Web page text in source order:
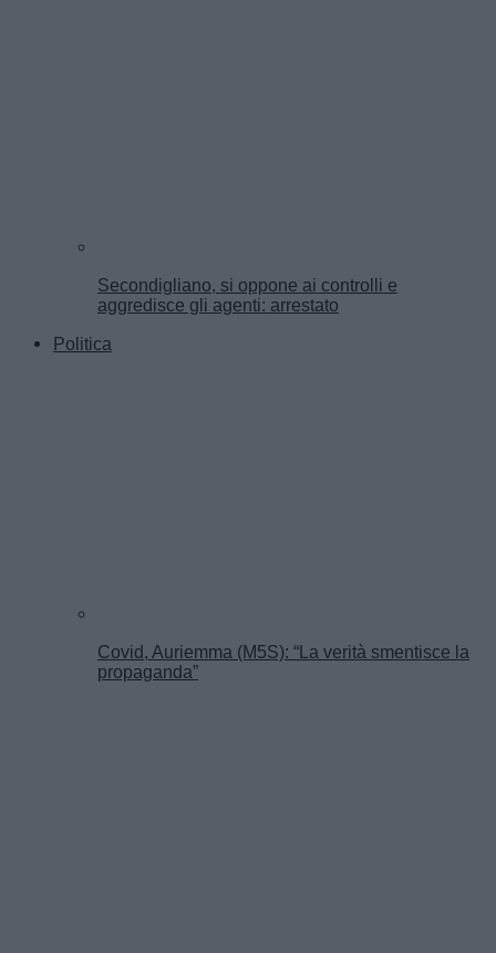
Secondigliano, si oppone ai controlli e
aggredisce gli agenti: arrestato
Politica
Covid, Auriemma (M5S): “La verità smentisce la
propaganda”